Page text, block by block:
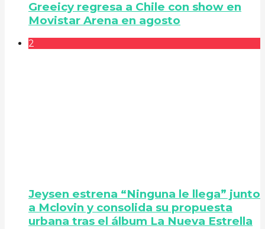
Greeicy regresa a Chile con show en
Movistar Arena en agosto
2
Jeysen estrena “Ninguna le llega” junto
a Mclovin y consolida su propuesta
urbana tras el álbum La Nueva Estrella